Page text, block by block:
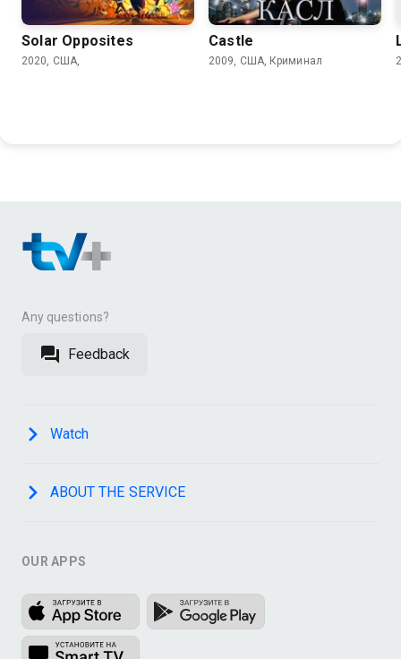
Solar Opposites
2020, США,
Castle
2009, США, Криминал
Any questions?
Feedback
Watch
ABOUT THE SERVICE
OUR APPS